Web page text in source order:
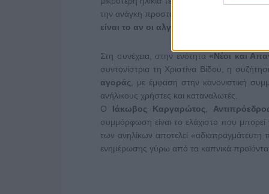
την ανάγκη προστασίας, σημειώνοντας ότι «
είναι το αν οι αλγόριθμοι είναι εθιστικοί.»
Στη συνέχεια, στην ενότητα «Νέοι και
συντονίστρια τη Χριστίνα Βίδου, η
αγοράς , με έμφαση στην κανονιστική
ανήλικους χρήστες και καταναλωτές.
Ο Ιάκωβος Καργαρώτος
συμμόρφωση είναι το ελάχιστο που
των ανηλίκων αποτελεί «αδιαπραγμάτευτη
ενημέρωσης γύρω από τα καπνικά προϊόντα.